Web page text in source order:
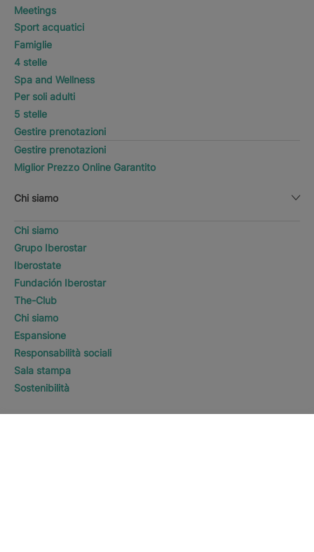
Meetings
Sport acquatici
Famiglie
4 stelle
Spa and Wellness
Per soli adulti
5 stelle
Gestire prenotazioni
Gestire prenotazioni
Miglior Prezzo Online Garantito
Chi siamo
Chi siamo
Grupo Iberostar
Iberostate
Fundación Iberostar
The-Club
Chi siamo
Espansione
Responsabilità sociali
Sala stampa
Sostenibilità